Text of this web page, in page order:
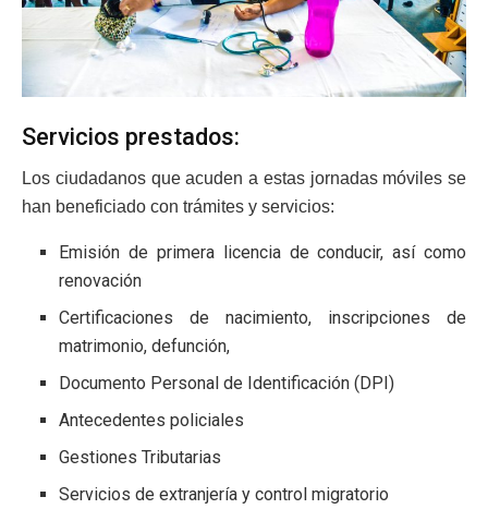
Servicios prestados:
Los ciudadanos que acuden a estas jornadas móviles se
han beneficiado con trámites y servicios:
Emisión de primera licencia de conducir, así como
renovación
Certificaciones de nacimiento, inscripciones de
matrimonio, defunción,
Documento Personal de Identificación (DPI)
Antecedentes policiales
Gestiones Tributarias
Servicios de extranjería y control migratorio